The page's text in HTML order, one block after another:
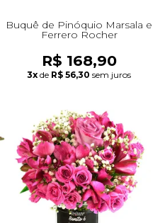
Buquê de Pinóquio Marsala e
Ferrero Rocher
R$ 168,90
3x de R$ 56,30 sem juros